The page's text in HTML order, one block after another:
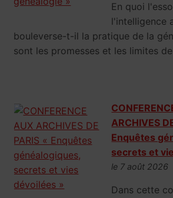
En quoi
l'intelligence
bouleverse-t-il la pratique de la
sont les promesses et les limites
ARCHIVES
Enquêtes
secrets et
le 7 août 2026
Dans cette